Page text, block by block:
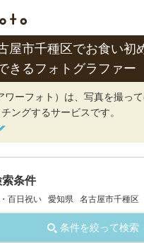
屋市千種区でお食い初
きるフォトグラファー
ワーフォト）は、写真を撮っ
ングするサービスです。
条件
百日祝い 愛知県 名古屋市千種区
条件を絞って検索